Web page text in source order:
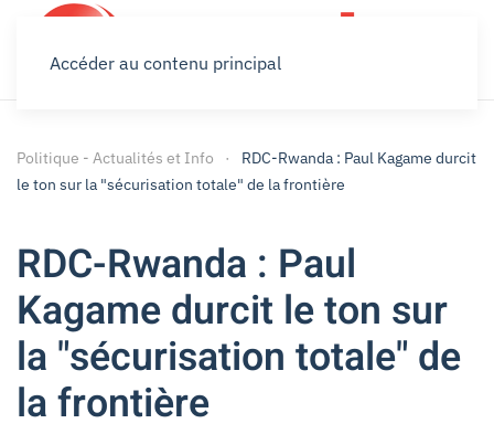
Accéder au contenu principal
Politique - Actualités et Info
RDC-Rwanda : Paul Kagame durcit
le ton sur la "sécurisation totale" de la frontière
RDC-Rwanda : Paul
Kagame durcit le ton sur
la "sécurisation totale" de
la frontière